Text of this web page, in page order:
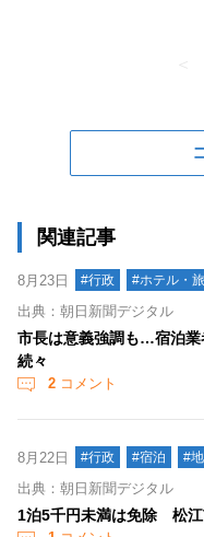
＜
関連記事
8月23日 #行政 #ホテル・
出典：朝日新聞デジタル
市長は意義強調も…宿泊
続々
2 コメント
8月22日 #行政 #宿泊 #
出典：朝日新聞デジタル
1泊5千円未満は免除 松江